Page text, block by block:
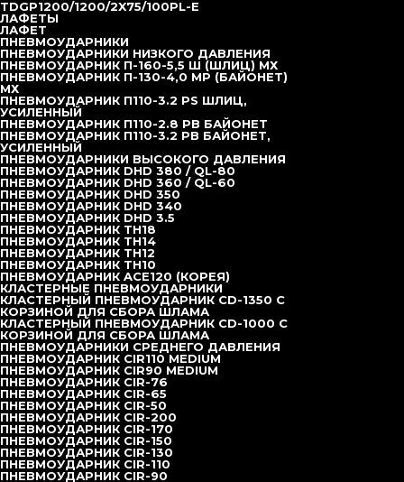
TDGP1200/1200/2X75/100PL-E
ЛАФЕТЫ
ЛАФЕТ
ПНЕВМОУДАРНИКИ
ПНЕВМОУДАРНИКИ НИЗКОГО ДАВЛЕНИЯ
ПНЕВМОУДАРНИК П-160-5,5 Ш (ШЛИЦ) МХ
ПНЕВМОУДАРНИК П-130-4,0 MP (БАЙОНЕТ)
МХ
ПНЕВМОУДАРНИК П110-3.2 РS ШЛИЦ,
УСИЛЕННЫЙ
ПНЕВМОУДАРНИК П110-2.8 РВ БАЙОНЕТ
ПНЕВМОУДАРНИК П110-3.2 РB БАЙОНЕТ,
УСИЛЕННЫЙ
ПНЕВМОУДАРНИКИ ВЫСОКОГО ДАВЛЕНИЯ
ПНЕВМОУДАРНИК DHD 380 / QL-80
ПНЕВМОУДАРНИК DHD 360 / QL-60
ПНЕВМОУДАРНИК DHD 350
ПНЕВМОУДАРНИК DHD 340
ПНЕВМОУДАРНИК DHD 3.5
ПНЕВМОУДАРНИК TH18
ПНЕВМОУДАРНИК TH14
ПНЕВМОУДАРНИК TH12
ПНЕВМОУДАРНИК TH10
ПНЕВМОУДАРНИК ACE120 (КОРЕЯ)
КЛАСТЕРНЫЕ ПНЕВМОУДАРНИКИ
КЛАСТЕРНЫЙ ПНЕВМОУДАРНИК CD-1350 С
КОРЗИНОЙ ДЛЯ СБОРА ШЛАМА
КЛАСТЕРНЫЙ ПНЕВМОУДАРНИК CD-1000 С
КОРЗИНОЙ ДЛЯ СБОРА ШЛАМА
ПНЕВМОУДАРНИКИ СРЕДНЕГО ДАВЛЕНИЯ
ПНЕВМОУДАРНИК CIR110 MEDIUM
ПНЕВМОУДАРНИК CIR90 MEDIUM
ПНЕВМОУДАРНИК CIR-76
ПНЕВМОУДАРНИК CIR-65
ПНЕВМОУДАРНИК CIR-50
ПНЕВМОУДАРНИК CIR-200
ПНЕВМОУДАРНИК CIR-170
ПНЕВМОУДАРНИК CIR-150
ПНЕВМОУДАРНИК CIR-130
ПНЕВМОУДАРНИК CIR-110
ПНЕВМОУДАРНИК CIR-90
Описание
Многофункциональная буровая
установка TD30WD
Хит продаж
TD26WD